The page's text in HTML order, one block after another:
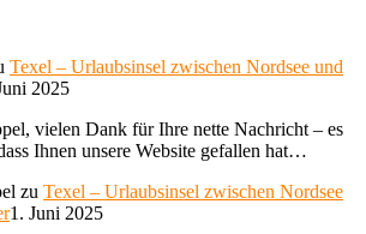
Texel – Urlaubsinsel zwischen Nordsee und
2025
vielen Dank für Ihre nette Nachricht – es
Ihnen unsere Website gefallen hat…
zu Texel – Urlaubsinsel zwischen Nordsee
1. Juni 2025